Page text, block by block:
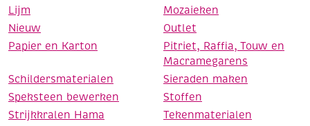
Lijm
Mozaieken
Nieuw
Outlet
Papier en Karton
Pitriet, Raffia, Touw en
Macramegarens
Schildersmaterialen
Sieraden maken
Speksteen bewerken
Stoffen
Strijkkralen Hama
Tekenmaterialen